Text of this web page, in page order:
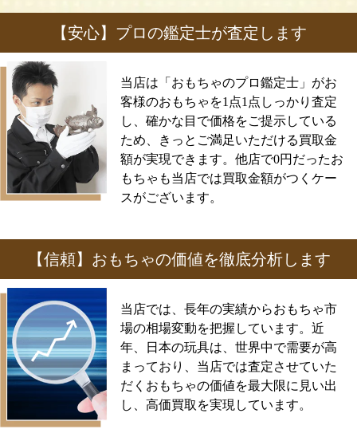
【安心】プロの鑑定士が査定します
当店は「おもちゃのプロ鑑定士」がお
客様のおもちゃを1点1点しっかり査定
し、確かな目で価格をご提示している
ため、きっとご満足いただける買取金
額が実現できます。他店で0円だったお
もちゃも当店では買取金額がつくケー
スがございます。
【信頼】おもちゃの価値を徹底分析します
当店では、長年の実績からおもちゃ市
場の相場変動を把握しています。近
年、日本の玩具は、世界中で需要が高
まっており、当店では査定させていた
だくおもちゃの価値を最大限に見い出
し、高価買取を実現しています。